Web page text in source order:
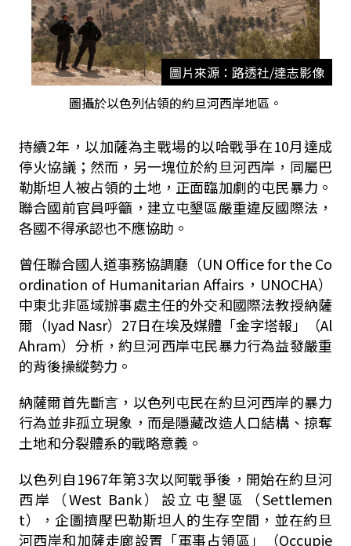
圖片來源：路透社/達志影像
圖攝於以色列佔領的約旦河西岸地區。
持續2年，以加薩為主戰場的以哈戰爭在10月達成
停火協議；然而，另一塊位於約旦河西岸，同屬巴
勒斯坦人被占領的土地，正面臨加劇的屯民暴力。
聯合國前官員呼籲，建立屯墾區嚴重違反國際法，
各國不得承認也不應協助。
曾任聯合國人道事務協調廳（UN Office for the Co
ordination of Humanitarian Affairs，UNOCHA）
中東北非區域辦事處主任的外交和國際法教授納薩
爾（Iyad Nasr）27日在埃及媒體「金字塔報」（Al
Ahram）分析，約旦河西岸屯民暴力行為益發嚴重
的背後操縱勢力。
納薩爾首先斷言，以色列屯民在約旦河西岸的暴力
行為並非孤立現象，而是隱藏改造人口結構、掠奪
土地和分裂體系的戰略意義。
以色列自1967年第3次以阿戰爭後，開始在約旦河
西岸（West Bank）設立屯墾區（Settlemen
t），企圖擠壓巴勒斯坦人的生存空間，並在約旦
河西岸和加薩走廊設置「軍事占領區」（Occupie